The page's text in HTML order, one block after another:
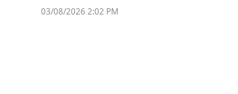
03/08/2026 2:02 PM